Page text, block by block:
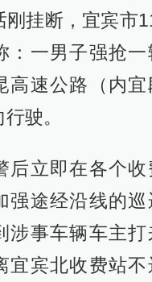
刚挂断，宜宾市
：一男子强抢
高速公路（内
驶。
后立即在各个
强途经沿线的巡
涉事车辆车主打
宜宾北收费站